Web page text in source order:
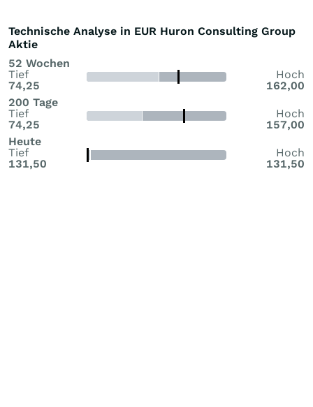
Technische Analyse in EUR Huron Consulting Group
Aktie
52 Wochen
Tief
74,25
Hoch
162,00
200 Tage
Tief
74,25
Hoch
157,00
Heute
Tief
131,50
Hoch
131,50